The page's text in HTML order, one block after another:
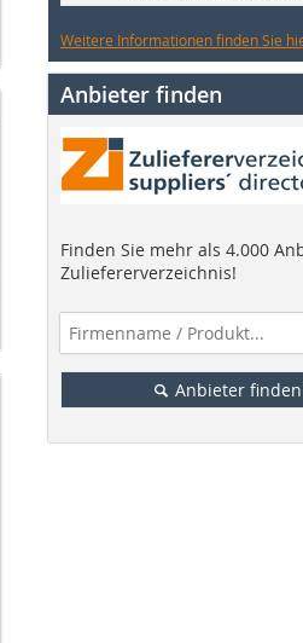
Weitere Informationen finden Sie
Anbieter finden
Finden Sie mehr als 4.000
Zuliefererverzeichnis!
Anbieter